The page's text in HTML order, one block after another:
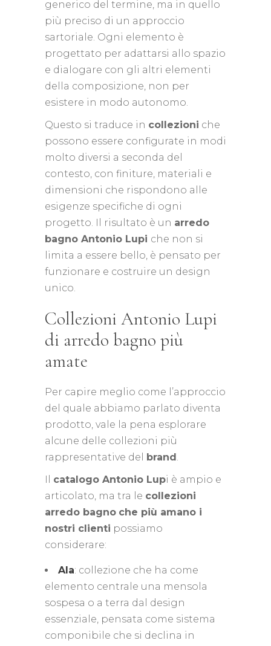
generico del termine, ma in quello
più preciso di un approccio
sartoriale. Ogni elemento è
progettato per adattarsi allo spazio
e dialogare con gli altri elementi
della composizione, non per
esistere in modo autonomo.
Questo si traduce in collezioni che
possono essere configurate in modi
molto diversi a seconda del
contesto, con finiture, materiali e
dimensioni che rispondono alle
esigenze specifiche di ogni
progetto. Il risultato è un arredo
bagno Antonio Lupi che non si
limita a essere bello, è pensato per
funzionare e costruire un design
unico.
Collezioni Antonio Lupi
di arredo bagno più
amate
Per capire meglio come l’approccio
del quale abbiamo parlato diventa
prodotto, vale la pena esplorare
alcune delle collezioni più
rappresentative del brand.
Il catalogo Antonio Lupi è ampio e
articolato, ma tra le collezioni
arredo bagno che più amano i
nostri clienti possiamo
considerare:
Ala: collezione che ha come
elemento centrale una mensola
sospesa o a terra dal design
essenziale, pensata come sistema
componibile che si declina in